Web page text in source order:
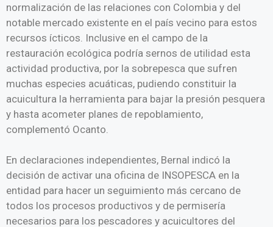
normalización de las relaciones con Colombia y del
notable mercado existente en el país vecino para estos
recursos ícticos. Inclusive en el campo de la
restauración ecológica podría sernos de utilidad esta
actividad productiva, por la sobrepesca que sufren
muchas especies acuáticas, pudiendo constituir la
acuicultura la herramienta para bajar la presión pesquera
y hasta acometer planes de repoblamiento,
complementó Ocanto.
En declaraciones independientes, Bernal indicó la
decisión de activar una oficina de INSOPESCA en la
entidad para hacer un seguimiento más cercano de
todos los procesos productivos y de permisería
necesarios para los pescadores y acuicultores del